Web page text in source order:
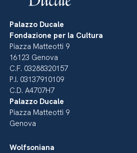
Palazzo Ducale
Fondazione per la Cultura
Piazza Matteotti 9
16123 Genova
C.F. 03288320157
P.I. 03137910109
C.D. A4707H7
Palazzo Ducale
Piazza Matteotti 9
Genova
Wolfsoniana